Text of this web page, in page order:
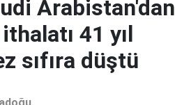
Arabistan'dan
41 yıl
sıfıra düştü